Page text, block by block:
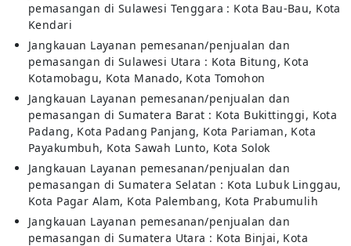
pemasangan di Sulawesi Tenggara : Kota Bau-Bau, Kota
Kendari
Jangkauan Layanan pemesanan/penjualan dan
pemasangan di Sulawesi Utara : Kota Bitung, Kota
Kotamobagu, Kota Manado, Kota Tomohon
Jangkauan Layanan pemesanan/penjualan dan
pemasangan di Sumatera Barat : Kota Bukittinggi, Kota
Padang, Kota Padang Panjang, Kota Pariaman, Kota
Payakumbuh, Kota Sawah Lunto, Kota Solok
Jangkauan Layanan pemesanan/penjualan dan
pemasangan di Sumatera Selatan : Kota Lubuk Linggau,
Kota Pagar Alam, Kota Palembang, Kota Prabumulih
Jangkauan Layanan pemesanan/penjualan dan
pemasangan di Sumatera Utara : Kota Binjai, Kota